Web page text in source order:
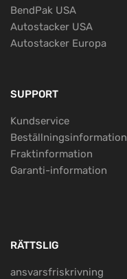
BendPak USA
Autostacker USA
Autostacker Europa
SUPPORT
Kundservice
Beställningsinformation
Fraktinformation
Garanti-information
RÄTTSLIG
ansvarsfriskrivning